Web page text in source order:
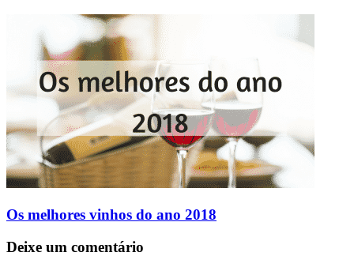
Os melhores vinhos do ano 2018
Deixe um comentário